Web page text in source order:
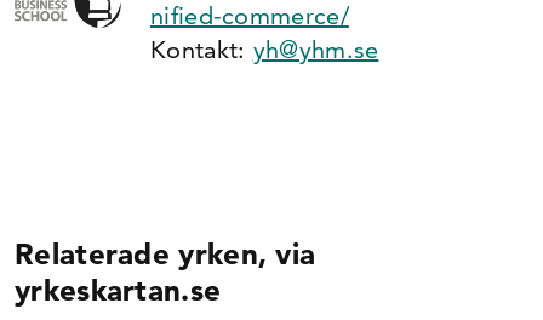
nified-commerce/
Kontakt: yh@yhm.se
Relaterade yrken, via
yrkeskartan.se